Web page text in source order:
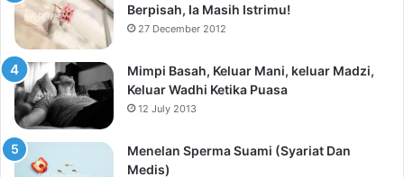
Berpisah, Ia Masih Istrimu!
27 December 2012
Mimpi Basah, Keluar Mani, keluar Madzi,
Keluar Wadhi Ketika Puasa
12 July 2013
Menelan Sperma Suami (Syariat Dan
Medis)